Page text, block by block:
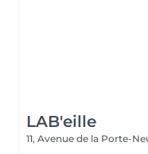
LAB'eille
11, Avenue de la Porte-